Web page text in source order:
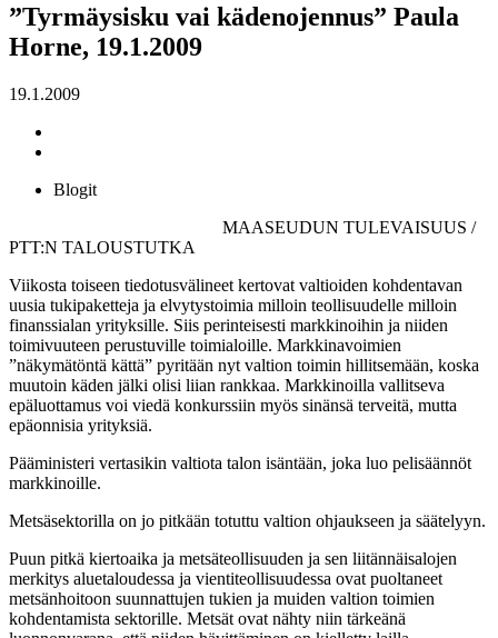
”Tyrmäysisku vai kädenojennus” Paula
Horne, 19.1.2009
19.1.2009
Blogit
MAASEUDUN TULEVAISUUS /
PTT:N TALOUSTUTKA
Viikosta toiseen tiedotusvälineet kertovat valtioiden kohdentavan
uusia tukipaketteja ja elvytystoimia milloin teollisuudelle milloin
finanssialan yrityksille. Siis perinteisesti markkinoihin ja niiden
toimivuuteen perustuville toimialoille. Markkinavoimien
”näkymätöntä kättä” pyritään nyt valtion toimin hillitsemään, koska
muutoin käden jälki olisi liian rankkaa. Markkinoilla vallitseva
epäluottamus voi viedä konkurssiin myös sinänsä terveitä, mutta
epäonnisia yrityksiä.
Pääministeri vertasikin valtiota talon isäntään, joka luo pelisäännöt
markkinoille.
Metsäsektorilla on jo pitkään totuttu valtion ohjaukseen ja säätelyyn.
Puun pitkä kiertoaika ja metsäteollisuuden ja sen liitännäisalojen
merkitys aluetaloudessa ja vientiteollisuudessa ovat puoltaneet
metsänhoitoon suunnattujen tukien ja muiden valtion toimien
kohdentamista sektorille. Metsät ovat nähty niin tärkeänä